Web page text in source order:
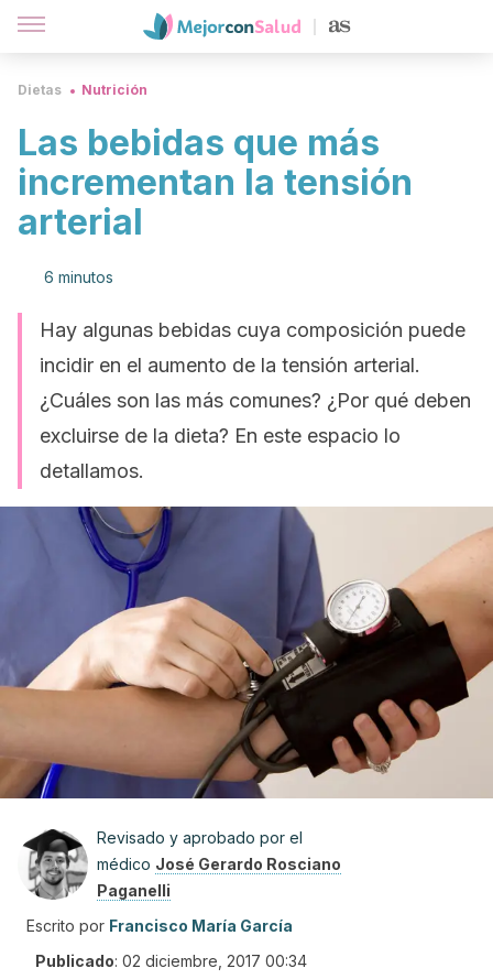
Dietas Nutrición
Las bebidas que más
incrementan la tensión
arterial
6 minutos
Hay algunas bebidas cuya composición puede
incidir en el aumento de la tensión arterial.
¿Cuáles son las más comunes? ¿Por qué deben
excluirse de la dieta? En este espacio lo
detallamos.
Revisado y aprobado por el
médico José Gerardo Rosciano
Paganelli
Escrito por Francisco María García
Publicado: 02 diciembre, 2017 00:34